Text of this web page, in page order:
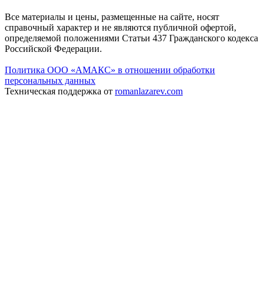
Все материалы и цены, размещенные на сайте, носят
справочный характер и не являются публичной офертой,
определяемой положениями Статьи 437 Гражданского кодекса
Российской Федерации.
Политика ООО «АМАКС» в отношении обработки
персональных данных
Техническая поддержка от romanlazarev.com